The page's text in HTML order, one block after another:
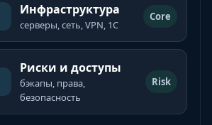
Инфраструктура
серверы, сеть, VPN, 1С
Core
Риски и доступы
бэкапы, права,
безопасность
Risk